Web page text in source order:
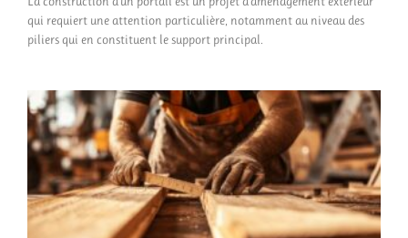
qui requiert une attention particulière, notamment au niveau des
piliers qui en constituent le support principal.